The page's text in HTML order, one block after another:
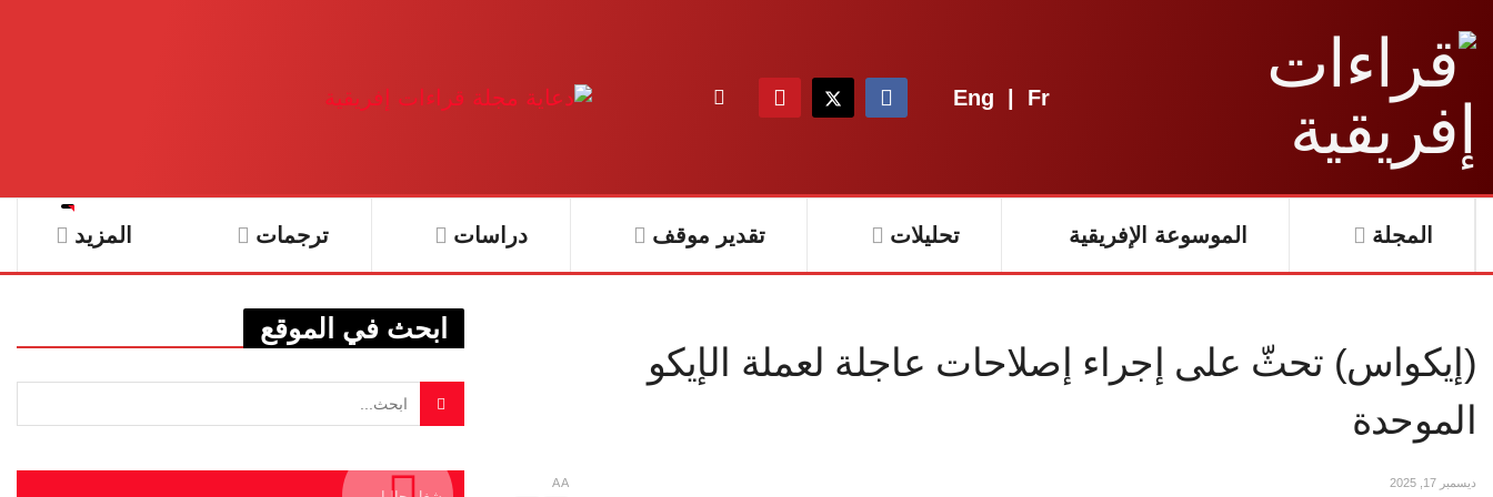
Eng | Fr
المجلة الموسوعة الإفريقية تحليلات تقدير موقف دراسات ترجمات المزيد
(إيكواس) تحثّ على إجراء إصلاحات عاجلة لعملة الإيكو
الموحدة
ديسمبر 17, 2025 AA
ابحث في الموقع